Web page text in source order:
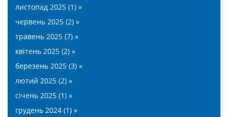
листопад 2025 (1) »
червень 2025 (2) »
травень 2025 (7) »
квітень 2025 (2) »
березень 2025 (3) »
лютий 2025 (2) »
січень 2025 (1) »
грудень 2024 (1) »